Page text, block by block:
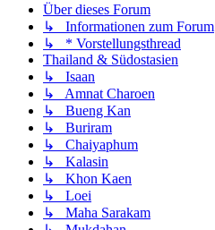
Über dieses Forum
↳ Informationen zum Forum
↳ * Vorstellungsthread
Thailand & Südostasien
↳ Isaan
↳ Amnat Charoen
↳ Bueng Kan
↳ Buriram
↳ Chaiyaphum
↳ Kalasin
↳ Khon Kaen
↳ Loei
↳ Maha Sarakam